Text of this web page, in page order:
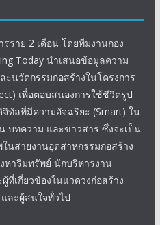
รราย 2 เดือน โดยทีมงานกอง
Today นำเสนอข้อมูลความ
ะนวัตกรรมก่อสร้างในโครงการ
เพื่อตอบสนองการใช้ชีวิตรูป
ทัลที่มีความอัจฉริยะ (Smart) ใน
บทความ และข่าวสาร ซึ่งจะเป็น
นสายงานอุตสาหกรรมก่อสร้าง
าริมทรัพย์ นักบริหารงาน
เกี่ยวข้องในแวดวงก่อสร้าง
ละผู้สนใจทั่วไป